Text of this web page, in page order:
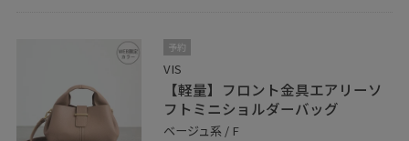
〒190-0012
東京都立川市曙町2-1-1 4F
TEL: 042-528-6135
予約
VIS
【軽量】フロント金具エアリーソ
フトミニショルダーバッグ
ベージュ系 / F